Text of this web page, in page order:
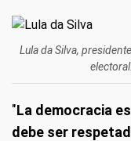
Lula da Silva,
"La democracia
debe ser